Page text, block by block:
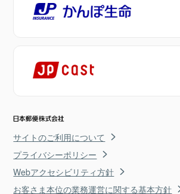
サイトのご利用について
プライバシーポリシー
Webアクセシビリティ方針
お客さま本位の業務運営に関する基本方針